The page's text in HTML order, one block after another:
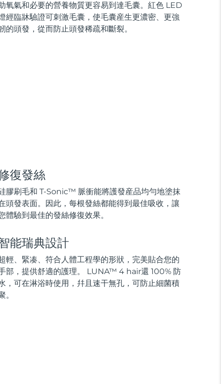
氧氣和必要的營養物質更容易到達毛囊。紅色 LED
經臨牀驗證可刺激毛囊，使毛囊産生更濃密、更強
的頭發，從而防止頭發稀疏和斷裂。
復發絲
膠刷毛和 T-Sonic™ 脈衝能將護發産品均勻地塗抹
頭發表面。因此，每根發絲都能得到最佳吸收，讓
體驗到最佳的發絲修復效果。
能瑞典設計
輕、緊凑、符合人體工程學的形狀，完美貼合您的
部，提供舒適的護理。 LUNA™ 4 hair還 100% 防
，可在淋浴時使用，幷且速干無孔，可防止細菌積
。